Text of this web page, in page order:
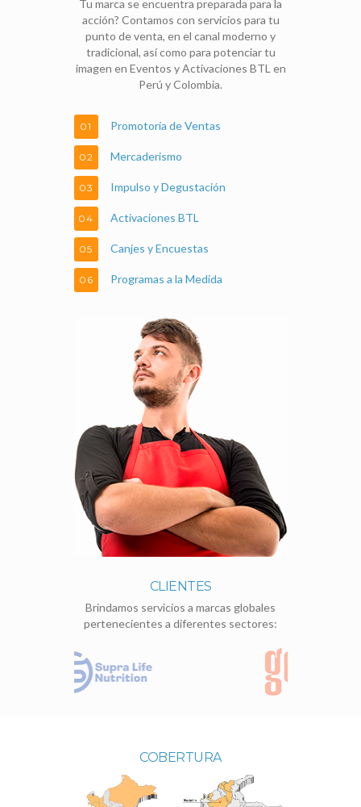
Tu marca se encuentra preparada para la
acción? Contamos con servicios para tu
punto de venta, en el canal moderno y
tradicional, así como para potenciar tu
imagen en Eventos y Activaciones BTL en
Perú y Colombia.
01 Promotoría de Ventas
02 Mercaderismo
03 Impulso y Degustación
04 Activaciones BTL
05 Canjes y Encuestas
06 Programas a la Medida
CLIENTES
Brindamos servicios a marcas globales
pertenecientes a diferentes sectores:
COBERTURA